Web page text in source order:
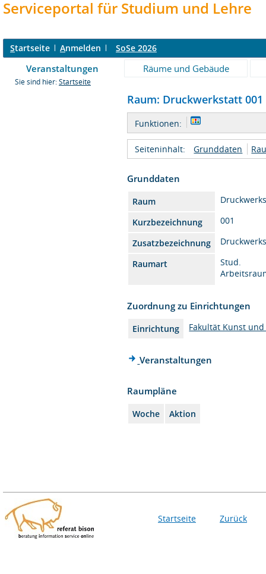
Serviceportal für Studium und Lehre
Startseite Anmelden SoSe 2026
Veranstaltungen Räume und Gebäude
Sie sind hier: Startseite
Raum: Druckwerkstatt
Funktionen:
Seiteninhalt: Grunddaten
Grunddaten
Raum
Kurzbezeichnung
001
Zusatzbezeichnung
Raumart
Stud.
Zuordnung zu Einrichtungen
Einrichtung Fakultät Kunst
Veranstaltungen
Raumpläne
Woche Aktion
Startseite Zurück